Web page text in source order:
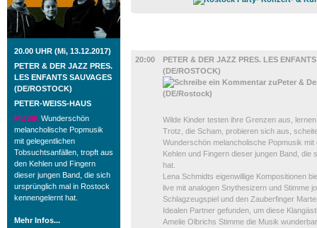
20.00 UHR (Mi, 13.12.2017)
PETER & DER JAZZ PRES.
LES ENFANTS SAUVAGES
(DE/ROSTOCK)
PETER-WEISS-HAUS
MUSIK Wunderschön
melancholische Popmusik
mit gelegentlichen
Tobsuchtsanfällen, tropft aus
den Kehlen und Fingern
dieser jungen Band, die sich
ursprünglich mal in Rostock
kennengelernt hat.
Mehr Infos...
20:00
PETER & DER JAZZ PRES. LES
(DE/ROSTOCK)
Wilde Kinder testen ihre Grenzen aus,
Trotz, die Scham, probieren sich aus,
Wunderschön melancholische Popmusik
Kehlen und Fingern dieser jungen Band,
hat.
Lena Schmidts eigenwillige Kompositionen
live mit analogen Snythesizern und Stimme
Schlagzeugspiel und den Zauberfinger
Idealen Partner gefunden, um diese
Amelie Olbrichs Stimme die Musik